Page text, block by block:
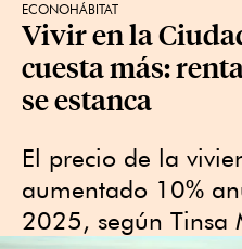
ECONOHÁBITAT
Vivir en la
cuesta más:
se estanca
El precio de la
aumentado 10%
2025, según Tinsa